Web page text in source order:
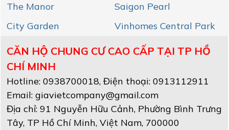
The Manor
Saigon Pearl
City Garden
Vinhomes Central Park
CĂN HỘ CHUNG CƯ CAO CẤP TẠI TP HỒ
CHÍ MINH
Hotline: 0938700018, Điện thoại: 0913112911
Email: giavietcompany@gmail.com
Địa chỉ: 91 Nguyễn Hữu Cảnh, Phường Bình Trưng
Tây, TP Hồ Chí Minh, Việt Nam, 700000